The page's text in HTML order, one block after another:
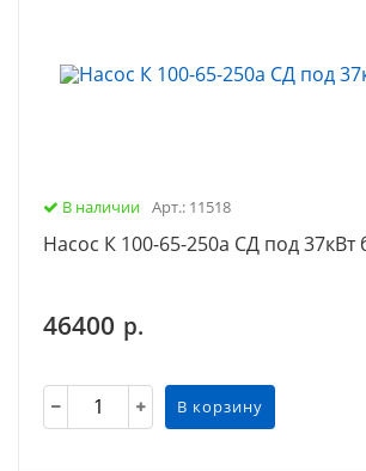
В наличии Арт.: 11518
Насос К 100-65-250а СД под 37кВт
46400 р.
В корзину